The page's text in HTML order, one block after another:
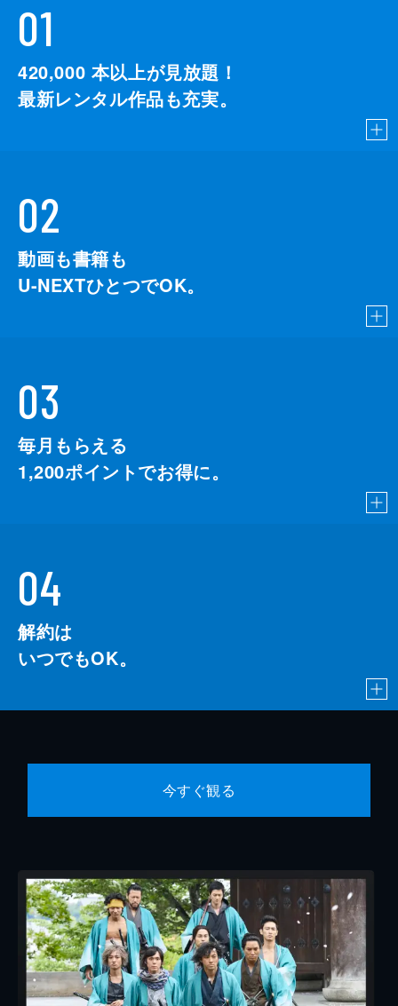
01
420,000 本以上が見放題！
最新レンタル作品も充実。
02
動画も書籍も
U-NEXTひとつでOK。
03
毎月もらえる
1,200ポイントでお得に。
04
解約は
いつでもOK。
今すぐ観る